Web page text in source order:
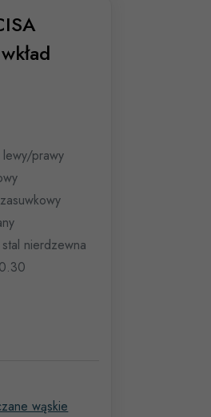
lewy/prawy
nierdzewna
wąskie